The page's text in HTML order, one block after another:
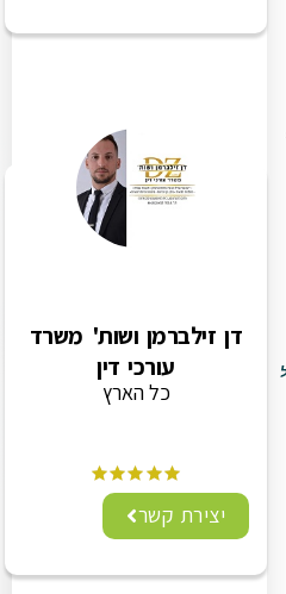
דן זילברמן ושות' משרד
עורכי דין
כל הארץ
יצירת קשר